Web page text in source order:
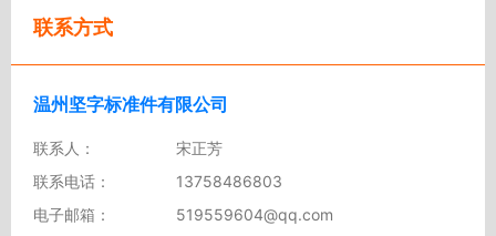
联系方式
温州坚字标准件有限公司
联系人：
宋正芳
联系电话：
13758486803
电子邮箱：
519559604@qq.com